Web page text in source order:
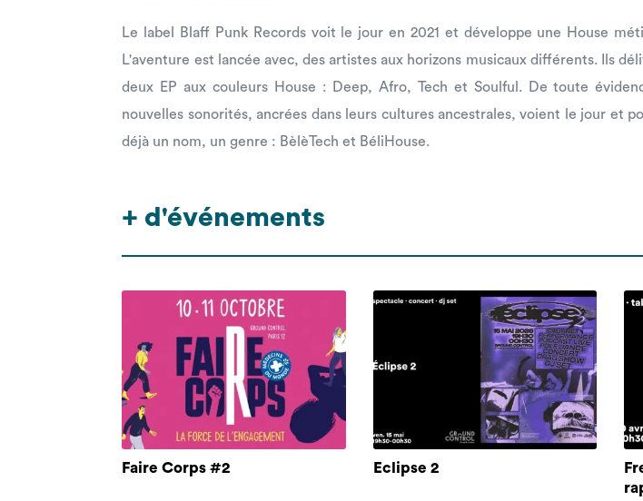
Le label Blaff Punk Records voit le jour en 2021 et développe une House
L'aventure est lancée avec, des artistes aux horizons musicaux différents. Ils
deux EP aux couleurs House : Deep, Afro, Tech et Soulful. De toute
nouvelles sonorités, ancrées dans leurs cultures ancestrales, voient le jour et
déjà un nom, un genre : BèlèTech et BéliHouse.
+ d'événements
Faire Corps #2 Eclipse 2